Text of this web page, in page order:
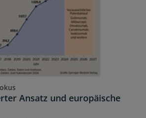
Ansatz und europäische